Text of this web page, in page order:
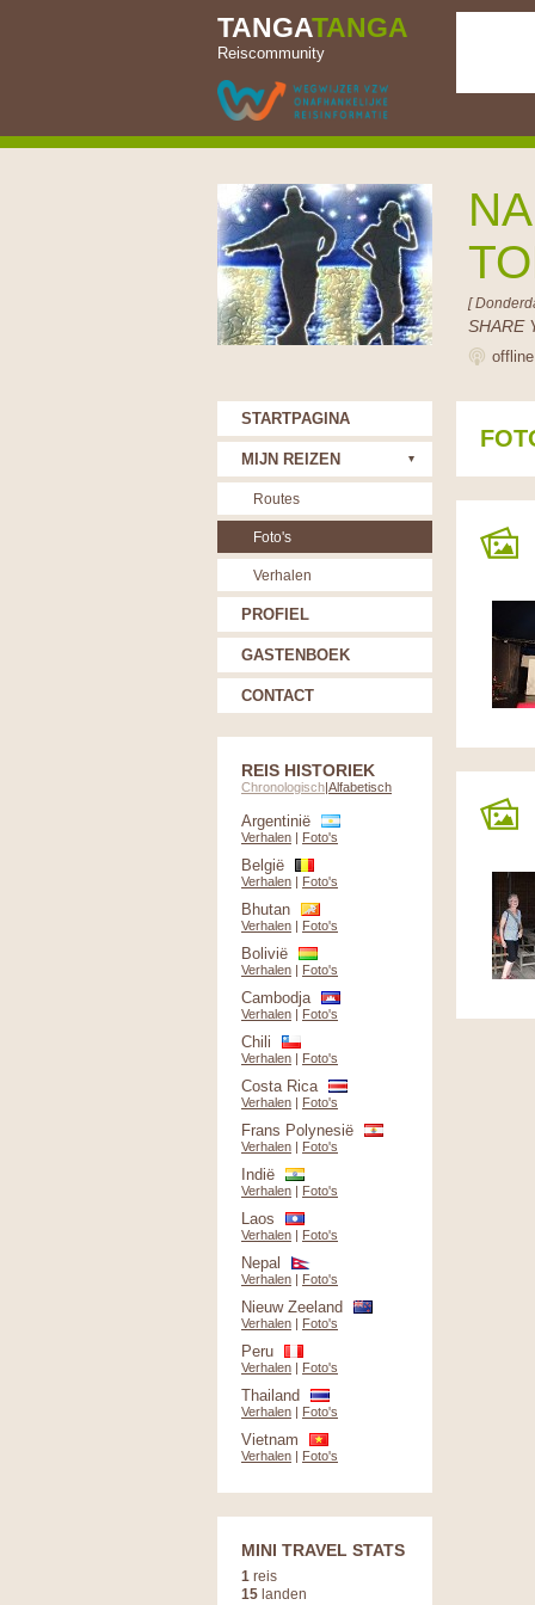
TANGATANGA
Reiscommunity
[
SHARE
offline
STARTPAGINA
MIJN REIZEN
Routes
Foto's
Verhalen
PROFIEL
GASTENBOEK
CONTACT
REIS HISTORIEK
Chronologisch|Alfabetisch
Argentinië
Verhalen | Foto's
België
Verhalen | Foto's
Bhutan
Verhalen | Foto's
Bolivië
Verhalen | Foto's
Cambodja
Verhalen | Foto's
Chili
Verhalen | Foto's
Costa Rica
Verhalen | Foto's
Frans Polynesië
Verhalen | Foto's
Indië
Verhalen | Foto's
Laos
Verhalen | Foto's
Nepal
Verhalen | Foto's
Nieuw Zeeland
Verhalen | Foto's
Peru
Verhalen | Foto's
Thailand
Verhalen | Foto's
Vietnam
Verhalen | Foto's
MINI TRAVEL STATS
1 reis
15 landen